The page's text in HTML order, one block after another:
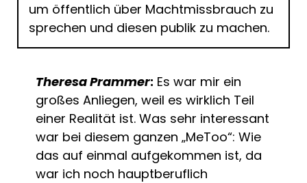
um öffentlich über Machtmissbrauch zu
sprechen und diesen publik zu machen.
Theresa Prammer: Es war mir ein
großes Anliegen, weil es wirklich Teil
einer Realität ist. Was sehr interessant
war bei diesem ganzen „MeToo“: Wie
das auf einmal aufgekommen ist, da
war ich noch hauptberuflich